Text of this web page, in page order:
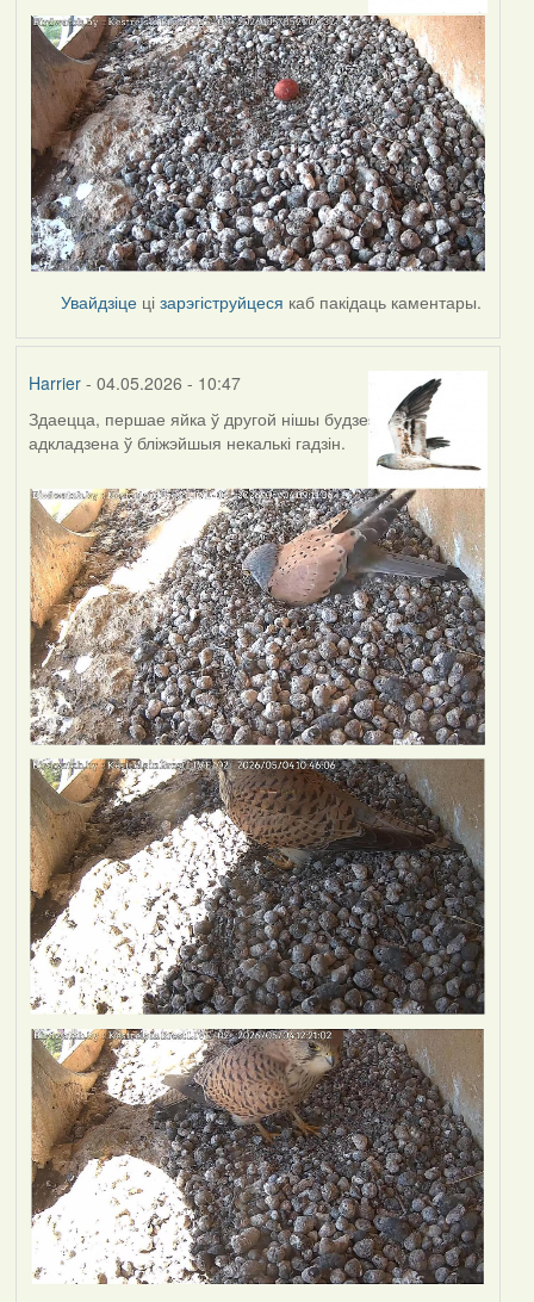
Увайдзіце цізарэгіструйцеся каб пакідаць каментары.
Harrier- 04.05.2026 - 10:47
Здаецца, першае яйка ў другой нішы будзе
адкладзена ў бліжэйшыя некалькі гадзін.